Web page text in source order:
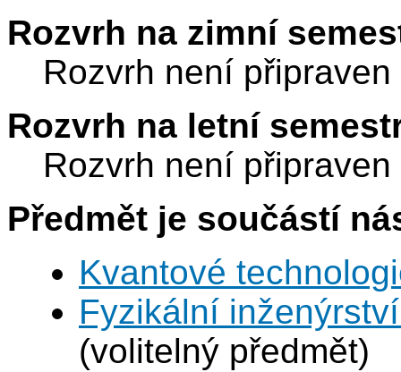
Rozvrh na zimní
Rozvrh není připraven
Rozvrh na letní
Rozvrh není připraven
Předmět je součástí
Kvantové
Fyzikální
(volitelný předmět)